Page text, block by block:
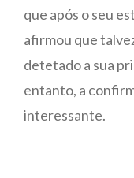
que após o seu
afirmou que
detetado a sua
entanto, a
interessante.